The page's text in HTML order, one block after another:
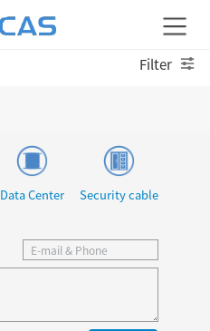
Filter
Data Center Security cable